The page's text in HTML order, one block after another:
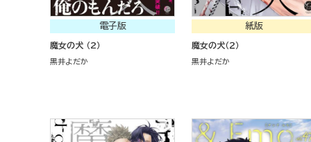
電子版
魔女の犬 （2）
黒井よだか
紙版
魔女の犬（２）
黒井よだか